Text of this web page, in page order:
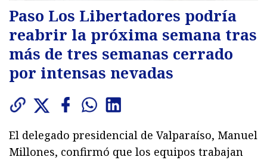
Paso Los Libertadores podría
reabrir la próxima semana tras
más de tres semanas cerrado
por intensas nevadas
El delegado presidencial de Valparaíso, Manuel
Millones, confirmó que los equipos trabajan